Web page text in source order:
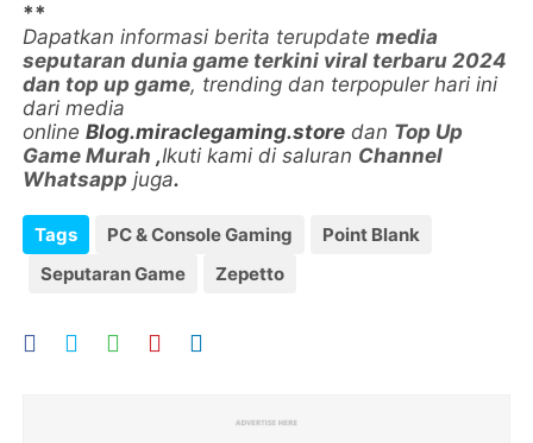
**
Dapatkan informasi berita terupdatemedia
seputaran dunia game terkini viral terbaru 2024
dan top up game, trending dan terpopuler hari ini
dari media
onlineBlog.miraclegaming.store dan Top Up
Game Murah ,Ikuti kami di saluran Channel
Whatsapp juga.
Tags PC & Console Gaming
Point Blank
Seputaran Game
Zepetto